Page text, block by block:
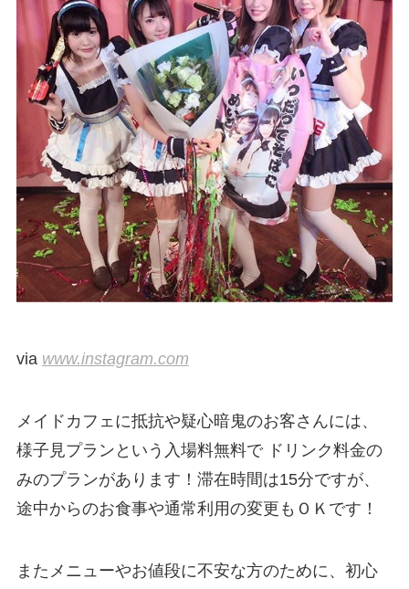
via www.instagram.com
メイドカフェに抵抗や疑心暗鬼のお客さんには、
様子見プランという入場料無料で ドリンク料金の
みのプランがあります！滞在時間は15分ですが、
途中からのお食事や通常利用の変更もＯＫです！
またメニューやお値段に不安な方のために、初心